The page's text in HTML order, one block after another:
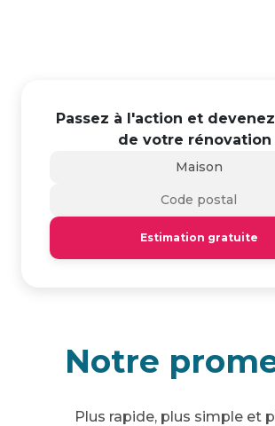
Passez à l'action et
de votre rénovation
Maison
Estimation gratuite
Notre
Plus rapide, plus simple et